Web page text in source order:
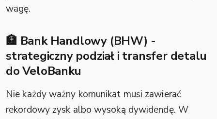
wagę.
🏦 Bank Handlowy (BHW) -
strategiczny podział i transfer detalu
do VeloBanku
Nie każdy ważny komunikat musi zawierać
rekordowy zysk albo wysoką dywidendę. W